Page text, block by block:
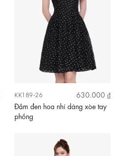
KK189-26
630.000 ₫
Đầm đen hoa nhí dáng xòe tay
phồng